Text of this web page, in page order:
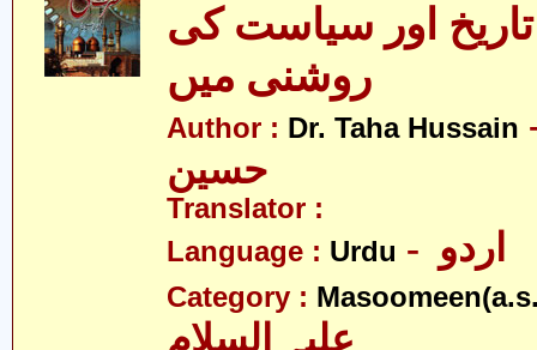
اور سیاست کی
Author : Dr. Taha Hussain
Translator :
Language : Urdu
Category :